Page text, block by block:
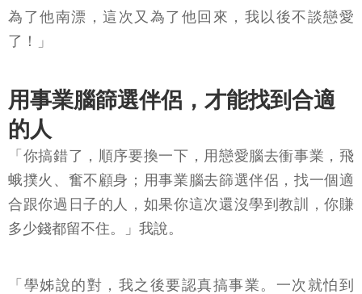
為了他南漂，這次又為了他回來，我以後不談戀愛
了！」
用事業腦篩選伴侶，才能找到合適
的人
「你搞錯了，順序要換一下，用戀愛腦去衝事業，飛
蛾撲火、奮不顧身；用事業腦去篩選伴侶，找一個適
合跟你過日子的人，如果你這次還沒學到教訓，你賺
多少錢都留不住。」我說。
「學姊說的對，我之後要認真搞事業。一次就怕到